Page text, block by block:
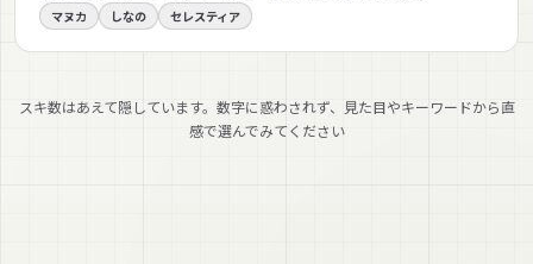
マヌカ しなの セレスティア
スキ数はあえて隠しています。数字に惑わされず、見た目やキーワードから直
感で選んでみてください